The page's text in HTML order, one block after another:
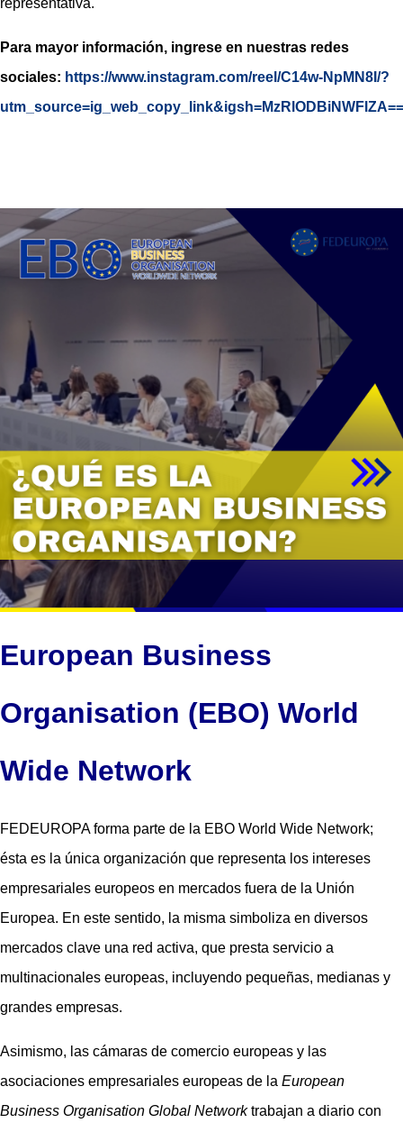
Para mayor información, ingrese en nuestras redes
sociales: https://www.instagram.com/reel/C14w-NpMN8I/?
utm_source=ig_web_copy_link&igsh=MzRlODBiNWFlZA==
European Business
Organisation (EBO) World
Wide Network
FEDEUROPA forma parte de la EBO World Wide Network;
ésta es la única organización que representa los intereses
empresariales europeos en mercados fuera de la Unión
Europea. En este sentido, la misma simboliza en diversos
mercados clave una red activa, que presta servicio a
multinacionales europeas, incluyendo pequeñas, medianas y
grandes empresas.
Asimismo, las cámaras de comercio europeas y las
asociaciones empresariales europeas de la European
Business Organisation Global Networktrabajan a diario con